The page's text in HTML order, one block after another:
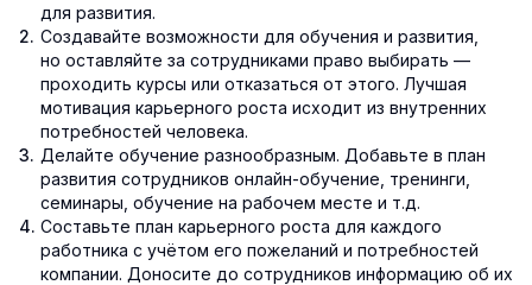
для развития.
Создавайте возможности для обучения и развития,
но оставляйте за сотрудниками право выбирать —
проходить курсы или отказаться от этого. Лучшая
мотивация карьерного роста исходит из внутренних
потребностей человека.
Делайте обучение разнообразным. Добавьте в план
развития сотрудников онлайн-обучение, тренинги,
семинары, обучение на рабочем месте и т.д.
Составьте план карьерного роста для каждого
работника с учётом его пожеланий и потребностей
компании. Доносите до сотрудников информацию об их